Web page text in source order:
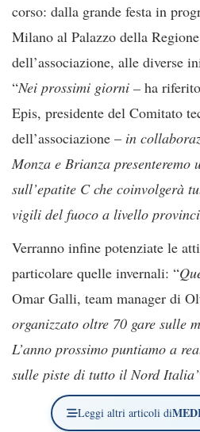
corso: dalla grande festa in
Milano al Palazzo della
dell’associazione, alle diverse
“Nei prossimi giorni – ha
Epis, presidente del Comitato
dell’associazione – in
Monza e Brianza presenteremo
sull’epatite C che coinvolgerà
vigili del fuoco a livello
Verranno infine potenziate le
particolare quelle invernali: “
Omar Galli, team manager di
organizzato oltre 70 gare sulle
L’anno prossimo puntiamo a
sulle piste di tutto il Nord
Leggi altri articoli di